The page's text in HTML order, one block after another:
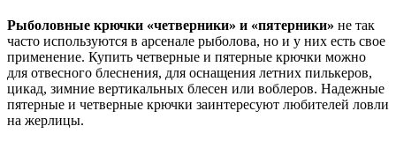
Рыболовные крючки «четверники» и «пятерники» не так
часто используются в арсенале рыболова, но и у них есть свое
применение. Купить четверные и пятерные крючки можно
для отвесного блеснения, для оснащения летних пилькеров,
цикад, зимние вертикальных блесен или воблеров. Надежные
пятерные и четверные крючки заинтересуют любителей ловли
на жерлицы.